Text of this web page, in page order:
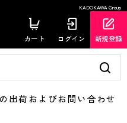
KADOKAWA Group
カート ログイン 新規登録
荷およびお問い合わせ